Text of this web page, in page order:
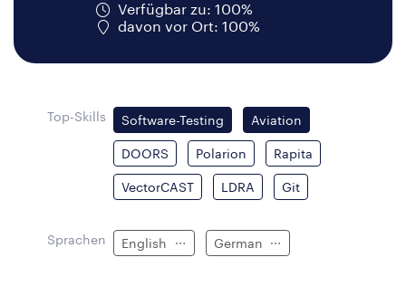
Verfügbar zu: 100%
davon vor Ort: 100%
Top-Skills Software-Testing Aviation
DOORS Polarion Rapita
VectorCAST LDRA Git
Sprachen English German